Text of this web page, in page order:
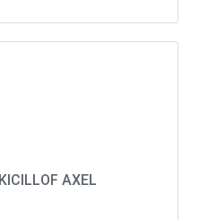
KICILLOF AXEL